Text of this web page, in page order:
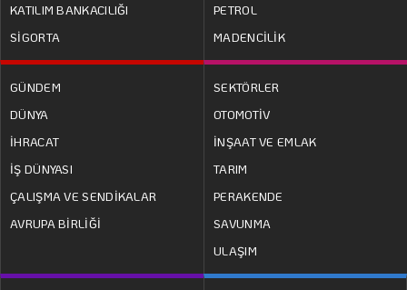
KATILIM BANKACILIĞI
SİGORTA
PETROL
MADENCİLİK
GÜNDEM
DÜNYA
İHRACAT
İŞ DÜNYASI
ÇALIŞMA VE SENDİKALAR
AVRUPA BİRLİĞİ
SEKTÖRLER
OTOMOTİV
İNŞAAT VE EMLAK
TARIM
PERAKENDE
SAVUNMA
ULAŞIM